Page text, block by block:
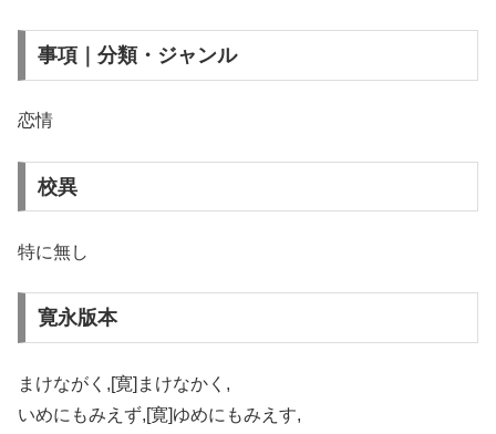
事項｜分類・ジャンル
恋情
校異
特に無し
寛永版本
まけながく,[寛]まけなかく,
いめにもみえず,[寛]ゆめにもみえす,